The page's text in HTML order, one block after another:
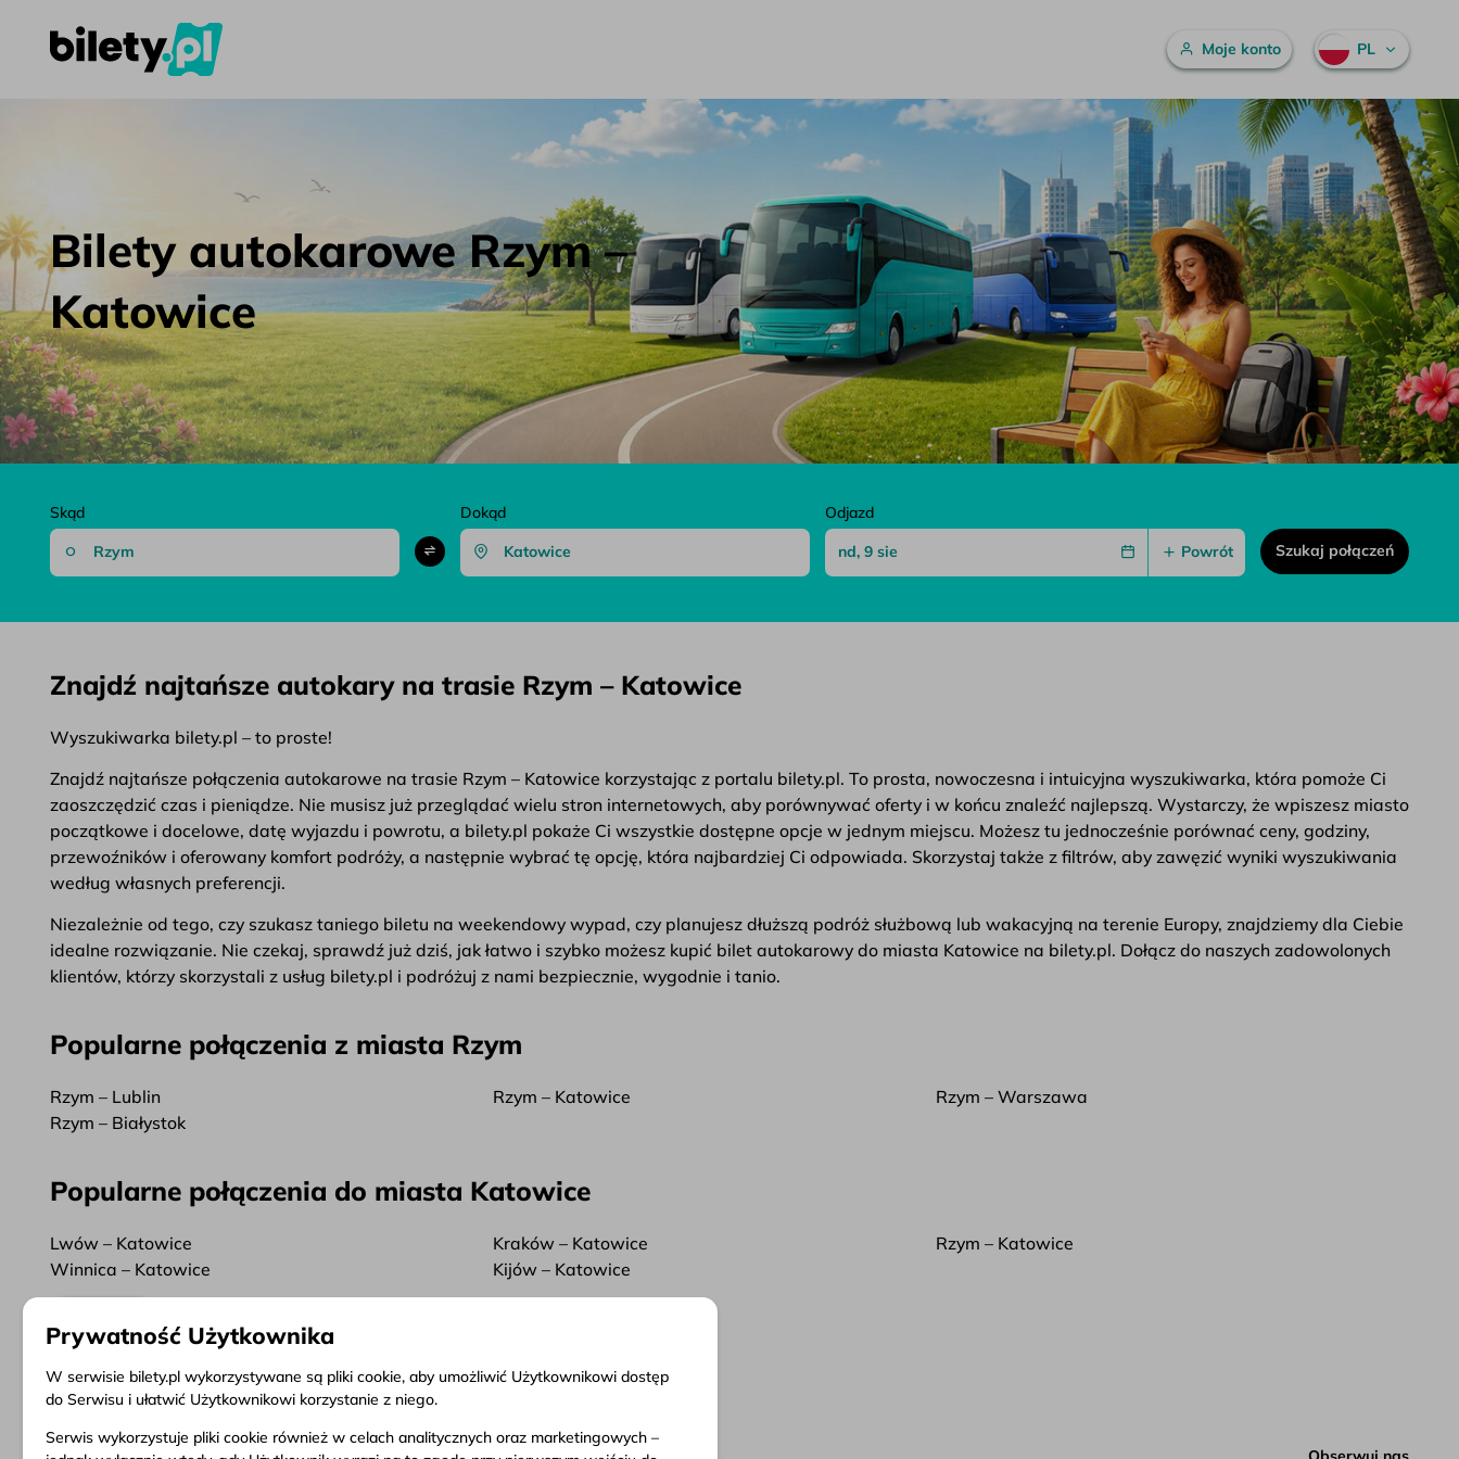
Przejdź do treści
Bilety autokarowe Rzym – Katowice – bilety.pl
Menu główne
Moje konto PL
Bilety autokarowe Rzym –
Katowice
Skąd Dokąd
Odjazd
Powrót
Szukaj połączeń
Znajdź najtańsze autokary na trasie Rzym – Katowice
Wyszukiwarka bilety.pl – to proste!
Znajdź najtańsze połączenia autokarowe na trasie Rzym – Katowice korzystając z portalu bilety.pl. To prosta, nowoczesna i intuicyjna wyszukiwarka, która pomoże Ci
zaoszczędzić czas i pieniądze. Nie musisz już przeglądać wielu stron internetowych, aby porównywać oferty i w końcu znaleźć najlepszą. Wystarczy, że wpiszesz miasto
początkowe i docelowe, datę wyjazdu i powrotu, a bilety.pl pokaże Ci wszystkie dostępne opcje w jednym miejscu. Możesz tu jednocześnie porównać ceny, godziny,
przewoźników i oferowany komfort podróży, a następnie wybrać tę opcję, która najbardziej Ci odpowiada. Skorzystaj także z filtrów, aby zawęzić wyniki wyszukiwania
według własnych preferencji.
Niezależnie od tego, czy szukasz taniego biletu na weekendowy wypad, czy planujesz dłuższą podróż służbową lub wakacyjną na terenie Europy, znajdziemy dla Ciebie
idealne rozwiązanie. Nie czekaj, sprawdź już dziś, jak łatwo i szybko możesz kupić bilet autokarowy do miasta Katowice na bilety.pl. Dołącz do naszych zadowolonych
klientów, którzy skorzystali z usług bilety.pl i podróżuj z nami bezpiecznie, wygodnie i tanio.
Popularne połączenia z miasta Rzym
Rzym – Lublin Rzym – Katowice
Rzym – Warszawa
Rzym – Białystok
Popularne połączenia do miasta Katowice
Lwów – Katowice Kraków – Katowice
Rzym – Katowice
Winnica – Katowice
Kijów – Katowice
Prywatność Użytkownika
W serwisie bilety.pl wykorzystywane są pliki cookie, aby umożliwić Użytkownikowi dostęp
do Serwisu i ułatwić Użytkownikowi korzystanie z niego.
Serwis wykorzystuje pliki cookie również w celach analitycznych oraz marketingowych –